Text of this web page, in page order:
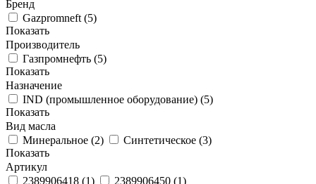
Бренд
Gazpromneft (5)
Показать
Производитель
Газпромнефть (5)
Показать
Назначение
IND (промышленное оборудование) (5)
Показать
Вид масла
Минеральное (2) Синтетическое (3)
Показать
Артикул
2389906418 (1) 2389906450 (1)